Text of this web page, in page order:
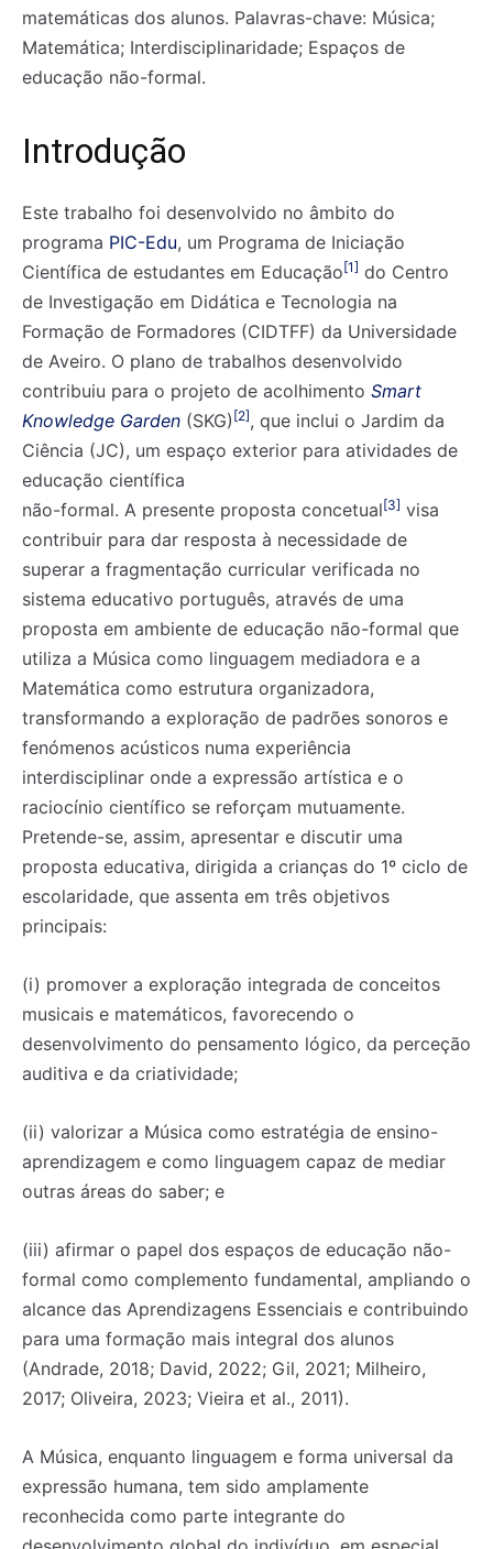
matemáticas dos alunos. Palavras-chave: Música;
Matemática; Interdisciplinaridade; Espaços de
educação não-formal.
Introdução
Este trabalho foi desenvolvido no âmbito do
programa PIC-Edu, um Programa de Iniciação
Científica de estudantes em Educação[1] do Centro
de Investigação em Didática e Tecnologia na
Formação de Formadores (CIDTFF) da Universidade
de Aveiro. O plano de trabalhos desenvolvido
contribuiu para o projeto de acolhimento Smart
Knowledge Garden (SKG) [2], que inclui o Jardim da
Ciência (JC), um espaço exterior para atividades de
educação científica
não-formal. A presente proposta concetual[3] visa
contribuir para dar resposta à necessidade de
superar a fragmentação curricular verificada no
sistema educativo português, através de uma
proposta em ambiente de educação não-formal que
utiliza a Música como linguagem mediadora e a
Matemática como estrutura organizadora,
transformando a exploração de padrões sonoros e
fenómenos acústicos numa experiência
interdisciplinar onde a expressão artística e o
raciocínio científico se reforçam mutuamente.
Pretende-se, assim, apresentar e discutir uma
proposta educativa, dirigida a crianças do 1º ciclo de
escolaridade, que assenta em três objetivos
principais:
(i) promover a exploração integrada de conceitos
musicais e matemáticos, favorecendo o
desenvolvimento do pensamento lógico, da perceção
auditiva e da criatividade;
(ii) valorizar a Música como estratégia de ensino-
aprendizagem e como linguagem capaz de mediar
outras áreas do saber; e
(iii) afirmar o papel dos espaços de educação não-
formal como complemento fundamental, ampliando o
alcance das Aprendizagens Essenciais e contribuindo
para uma formação mais integral dos alunos
(Andrade, 2018; David, 2022; Gil, 2021; Milheiro,
2017; Oliveira, 2023; Vieira et al., 2011).
A Música, enquanto linguagem e forma universal da
expressão humana, tem sido amplamente
reconhecida como parte integrante do